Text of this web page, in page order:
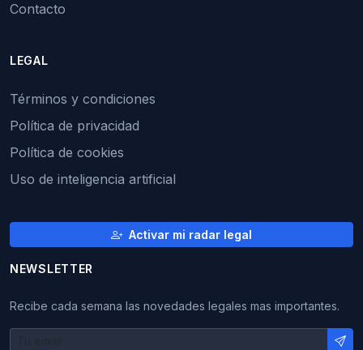
Contacto
LEGAL
Términos y condiciones
Política de privacidad
Política de cookies
Uso de inteligencia artificial
Activar mi radar legal
NEWSLETTER
Recibe cada semana las novedades legales mas importantes.